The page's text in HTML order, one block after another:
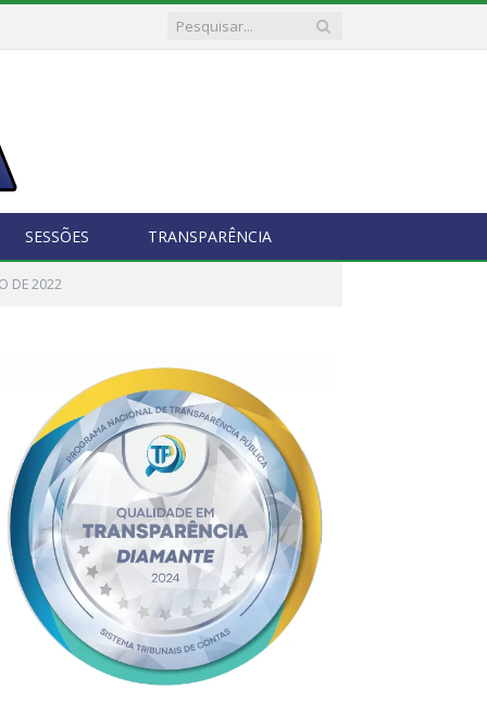
SESSÕES TRANSPARÊNCIA
DE 2022